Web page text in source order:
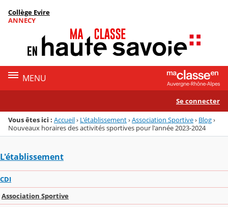
Menu de la rubrique
Contenu
Collège Evire
ANNECY
MENU
Se connecter
Vous êtes ici : Accueil› L'établissement›Association Sportive› Blog›
Nouveaux horaires des activités sportives pour l'année 2023-2024
L'établissement
CDI
Association Sportive